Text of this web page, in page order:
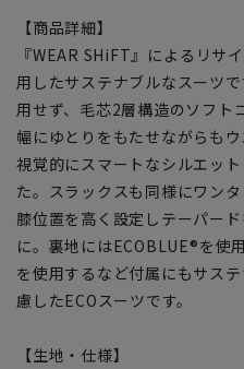
【商品詳細】
『WEAR SHiFT』によるリサ
用したサステナブルなスーツ
用せず、毛芯2層構造のソフト
幅にゆとりをもたせながらも
視覚的にスマートなシルエッ
た。スラックスも同様にワン
膝位置を高く設定しテーパー
に。裏地にはECOBLUE®を使
を使用するなど付属にもサス
慮したECOスーツです。
【生地・仕様】